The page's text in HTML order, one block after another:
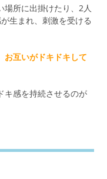
場所に出掛けたり、2人
生まれ、刺激を受ける
お互いがドキドキして
キ感を持続させるのが